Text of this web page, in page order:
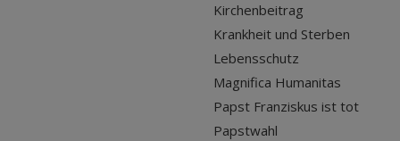
Kirchenbeitrag
Krankheit und Sterben
Lebensschutz
Magnifica Humanitas
Papst Franziskus ist tot
Papstwahl